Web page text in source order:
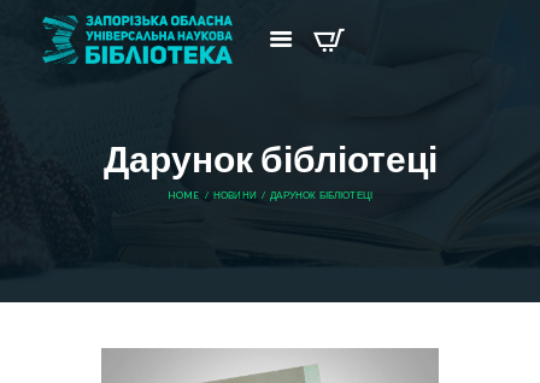
Дарунок бібліотеці
HOME НОВИНИ ДАРУНОК БІБЛІОТЕЦІ